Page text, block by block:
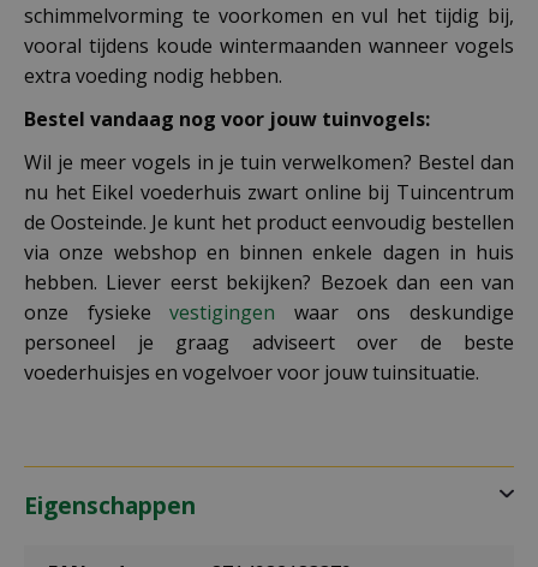
schimmelvorming te voorkomen en vul het tijdig bij,
vooral tijdens koude wintermaanden wanneer vogels
extra voeding nodig hebben.
Bestel vandaag nog voor jouw tuinvogels:
Wil je meer vogels in je tuin verwelkomen? Bestel dan
nu het Eikel voederhuis zwart online bij Tuincentrum
de Oosteinde. Je kunt het product eenvoudig bestellen
via onze webshop en binnen enkele dagen in huis
hebben. Liever eerst bekijken? Bezoek dan een van
onze fysiekevestigingen waar ons deskundige
personeel je graag adviseert over de beste
voederhuisjes en vogelvoer voor jouw tuinsituatie.
Eigenschappen